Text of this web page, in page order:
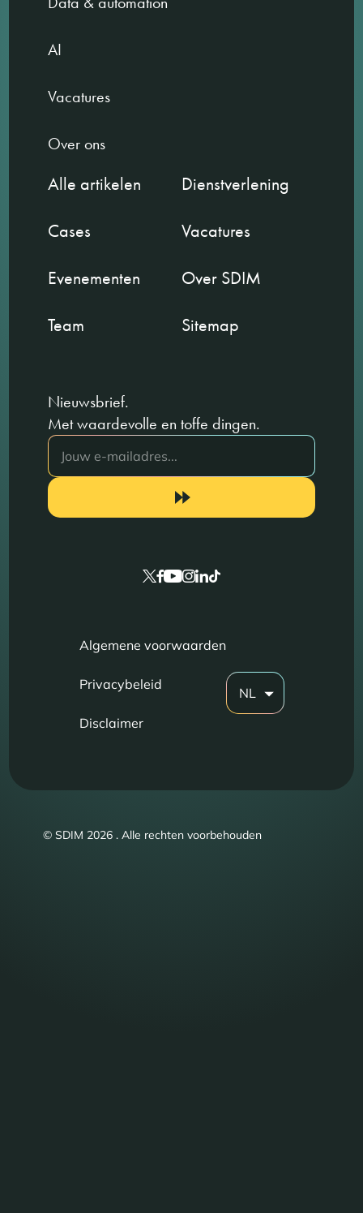
AI
Vacatures
Over ons
Alle artikelen
Dienstverlening
Cases
Vacatures
Evenementen
Over SDIM
Team
Sitemap
Nieuwsbrief.
Met waardevolle en toffe dingen.
Algemene voorwaarden
Privacybeleid
Disclaimer
NL
© SDIM 2026 . Alle rechten voorbehouden